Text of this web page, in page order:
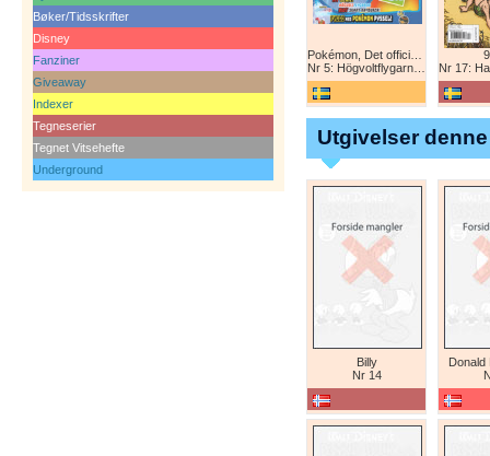
Bøker/Tidsskrifter
Disney
Fanziner
Giveaway
Indexer
Tegneserier
Tegnet Vitsehefte
Underground
Nr 5: Högvoltflygarna mot Svart Rayquaza!
Nr 17: Harald
Utgivelser
Billy
Nr 14
Donald